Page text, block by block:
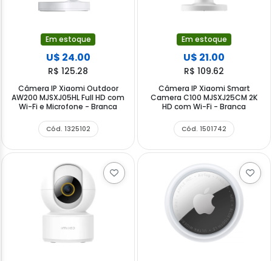
Em estoque
U$ 24.00
R$ 125.28
Câmera IP Xiaomi Outdoor
AW200 MJSXJ05HL Full HD com
Wi-Fi e Microfone - Branca
Cód. 1325102
Em estoque
U$ 21.00
R$ 109.62
Câmera IP Xiaomi Smart
Camera C100 MJSXJ25CM 2K
HD com Wi-Fi - Branca
Cód. 1501742